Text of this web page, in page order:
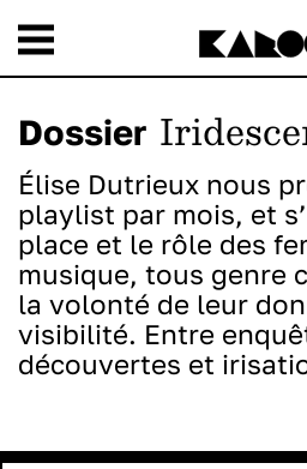
Dossier
Élise Dutrieux nous
playlist par mois, et
place et le rôle des
musique, tous genre
la volonté de leur
visibilité. Entre
découvertes et